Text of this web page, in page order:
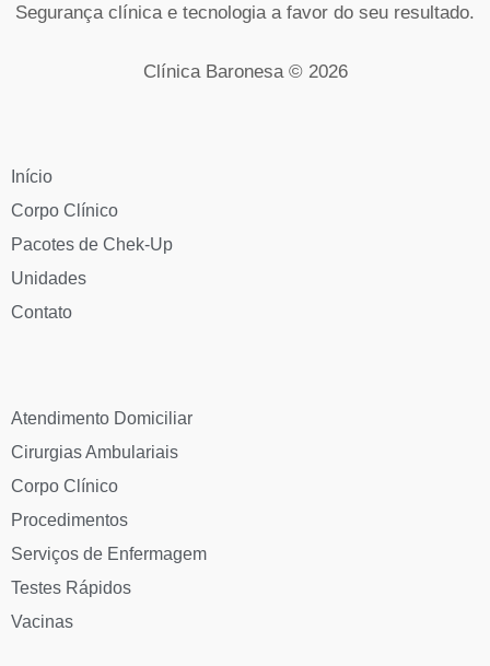
Segurança clínica e tecnologia a favor do seu resultado.
Clínica Baronesa © 2026
Início
Corpo Clínico
Pacotes de Chek-Up
Unidades
Contato
Atendimento Domiciliar
Cirurgias Ambulariais
Corpo Clínico
Procedimentos
Serviços de Enfermagem
Testes Rápidos
Vacinas